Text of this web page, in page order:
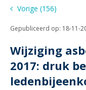
Vorige (156)
Gepubliceerd op: 18-11-
Wijziging
2017: druk